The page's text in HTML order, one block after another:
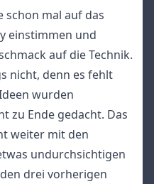
schon mal auf das
einstimmen und
auf die Technik.
nicht, denn es fehlt
wurden
zu Ende gedacht. Das
weiter mit den
undurchsichtigen
drei vorherigen